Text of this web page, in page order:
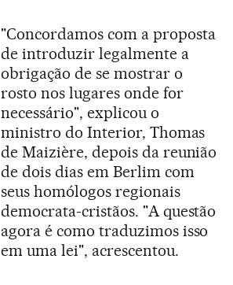
"Concordamos com a proposta
de introduzir legalmente a
obrigação de se mostrar o
rosto nos lugares onde for
necessário", explicou o
ministro do Interior, Thomas
de Maizière, depois da reunião
de dois dias em Berlim com
seus homólogos regionais
democrata-cristãos. "A questão
agora é como traduzimos isso
em uma lei", acrescentou.